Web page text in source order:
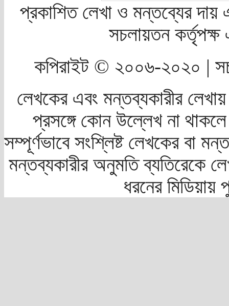
প্রকাশিত লেখা ও মন্তব্যের দায়
সচলায়তন
কপিরাইট © ২০০৬-২০২০ |
লেখকের এবং মন্তব্যকারীর
প্রসঙ্গে কোন উল্লেখ না
সম্পূর্ণভাবে সংশ্লিষ্ট লেখকের বা
মন্তব্যকারীর অনুমতি ব্যতিরেকে
ধরনের মিডিয়ায়